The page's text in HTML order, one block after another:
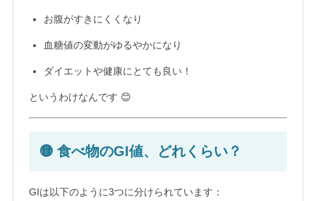
お腹がすきにくくなり
血糖値の変動がゆるやかになり
ダイエットや健康にとても良い！
というわけなんです 😊
🟡 食べ物のGI値、どれくらい？
GIは以下のように3つに分けられています：